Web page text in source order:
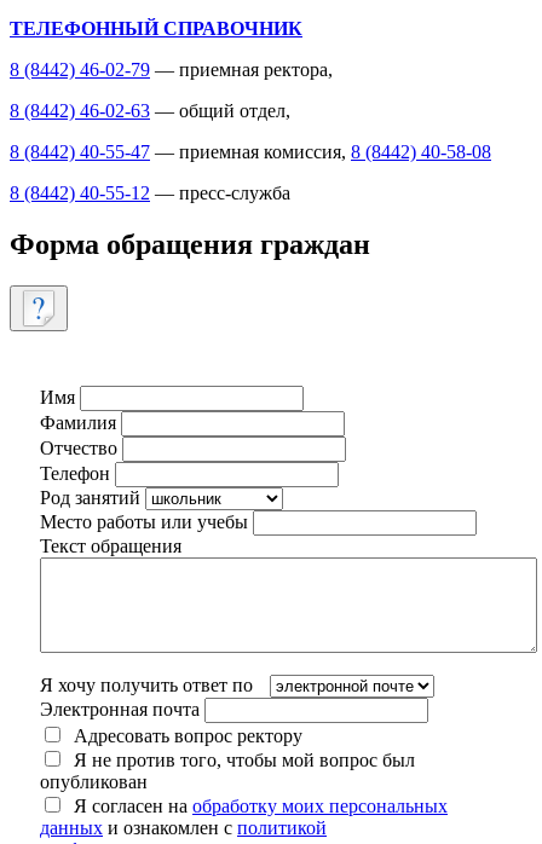
ТЕЛЕФОННЫЙ СПРАВОЧНИК
8 (8442) 46-02-79 — приемная ректора,
8 (8442) 46-02-63 — общий отдел,
8 (8442) 40-55-47 — приемная комиссия, 8 (8442) 40-58-08
8 (8442) 40-55-12 — пресс-служба
Форма обращения граждан
Имя
Фамилия
Отчество
Телефон
Род занятий
Место работы или учебы
Текст обращения
Я хочу получить ответ по
Электронная почта
Адресовать вопрос ректору
Я не против того, чтобы мой вопрос был
опубликован
Я согласен на обработку моих персональных
данных и ознакомлен с политикой